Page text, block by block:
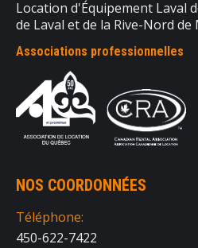
Location d'Équipement Laval
de Laval et de la Rive-Nord de
Associations professionnelles
NOS COORDONNÉES
Téléphone:
450-622-7422